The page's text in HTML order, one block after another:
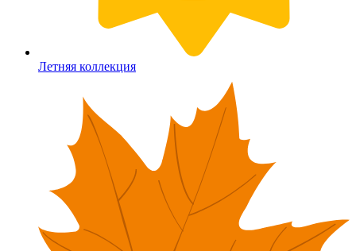
Летняя коллекция